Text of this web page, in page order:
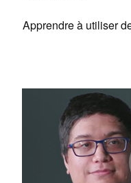
Apprendre à utiliser